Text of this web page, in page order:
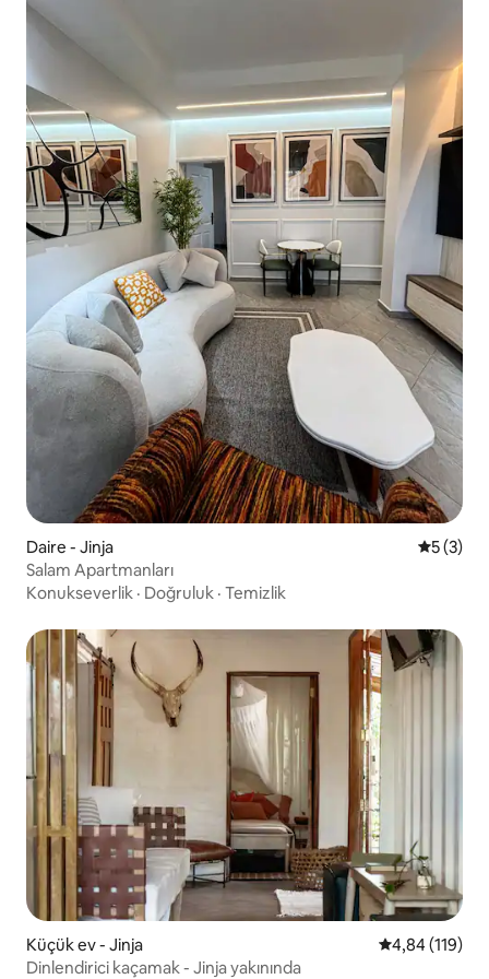
Daire - Jinja 55 (3)
Salam Apartmanları
Konukseverlik · Doğruluk · Temizlik
Küçük ev - Jinja 5 üzerinden
4,84 (119)
Dinlendirici kaçamak - Jinja yakınında